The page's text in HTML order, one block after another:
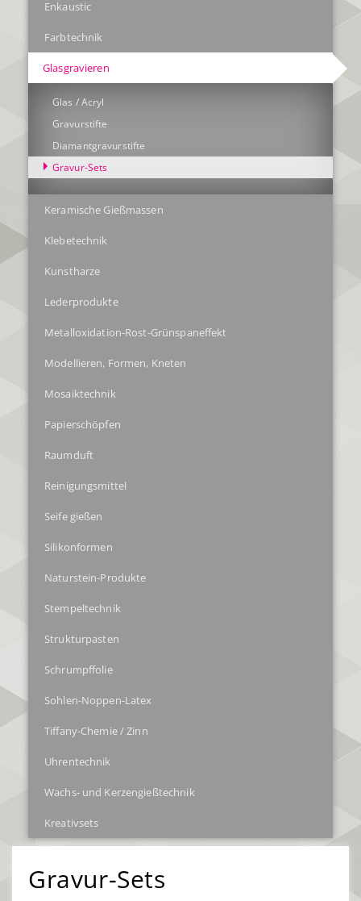
Enkaustic
Farbtechnik
Glasgravieren
Glas / Acryl
Gravurstifte
Diamantgravurstifte
Gravur-Sets
Keramische Gießmassen
Klebetechnik
Kunstharze
Lederprodukte
Metalloxidation-Rost-Grünspaneffekt
Modellieren, Formen, Kneten
Mosaiktechnik
Papierschöpfen
Raumduft
Reinigungsmittel
Seife gießen
Silikonformen
Naturstein-Produkte
Stempeltechnik
Strukturpasten
Schrumpffolie
Sohlen-Noppen-Latex
Tiffany-Chemie / Zinn
Uhrentechnik
Wachs- und Kerzengießtechnik
Kreativsets
Gravur-Sets